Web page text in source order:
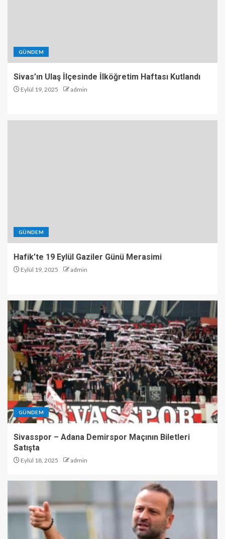
GÜNDEM
Sivas’ın Ulaş İlçesinde İlköğretim Haftası Kutlandı
Eylül 19, 2025 admin
GÜNDEM
Hafik’te 19 Eylül Gaziler Günü Merasimi
Eylül 19, 2025 admin
GÜNDEM
Sivasspor – Adana Demirspor Maçının Biletleri
Satışta
Eylül 18, 2025 admin